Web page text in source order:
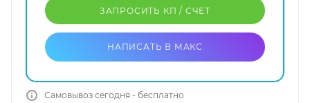
ЗАПРОСИТЬ КП / CЧЕТ
НАПИСАТЬ В МАКС
Самовывоз сегодня - бесплатно